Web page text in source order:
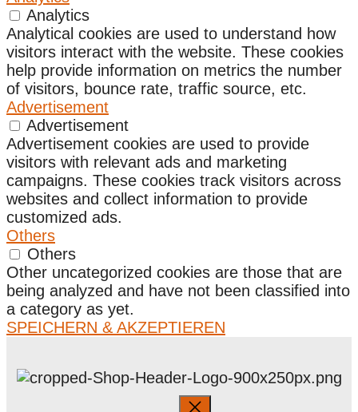
Analytics
Analytical cookies are used to understand how
visitors interact with the website. These cookies
help provide information on metrics the number
of visitors, bounce rate, traffic source, etc.
Advertisement
Advertisement
Advertisement cookies are used to provide
visitors with relevant ads and marketing
campaigns. These cookies track visitors across
websites and collect information to provide
customized ads.
Others
Others
Other uncategorized cookies are those that are
being analyzed and have not been classified into
a category as yet.
SPEICHERN & AKZEPTIEREN